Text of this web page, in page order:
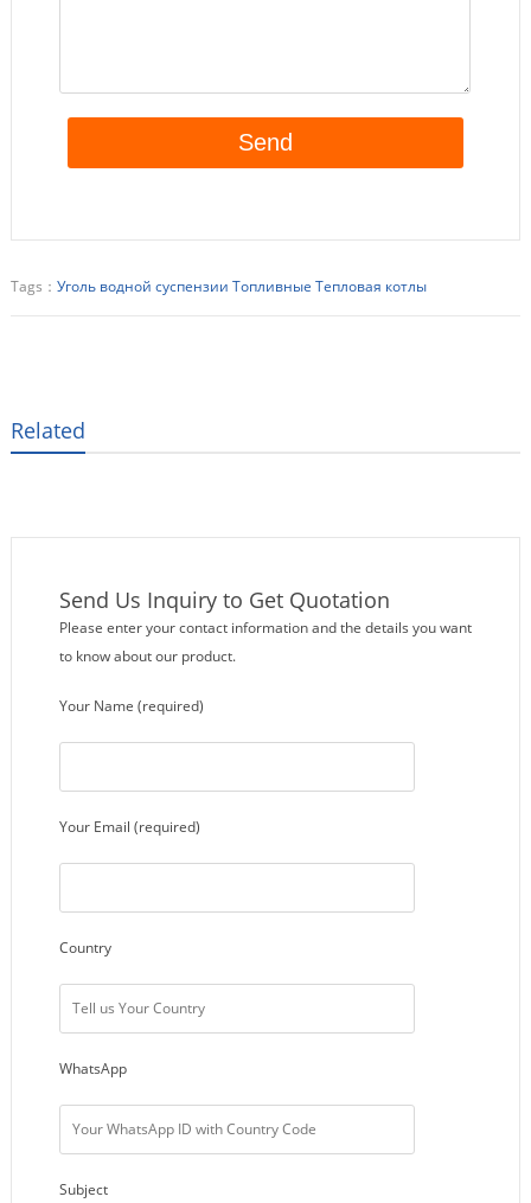
Tags： Уголь водной суспензии Топливные Тепловая котлы
Related
Send Us Inquiry to Get Quotation
Please enter your contact information and the details you want
to know about our product.
Your Name (required)
Your Email (required)
Country
WhatsApp
Subject